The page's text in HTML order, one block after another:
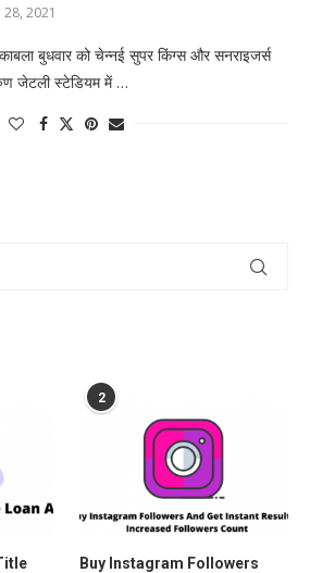
2021
बुधवार को चेन्नई सुपर किंग्स और सनराइजर्स
जेटली स्टेडियम में …
2
Buy Instagram Followers